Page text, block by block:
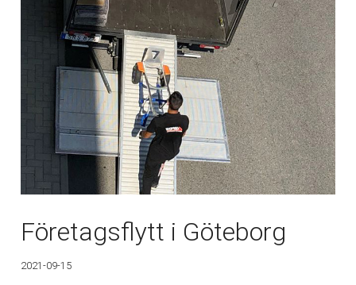
Företagsflytt i Göteborg
2021-09-15